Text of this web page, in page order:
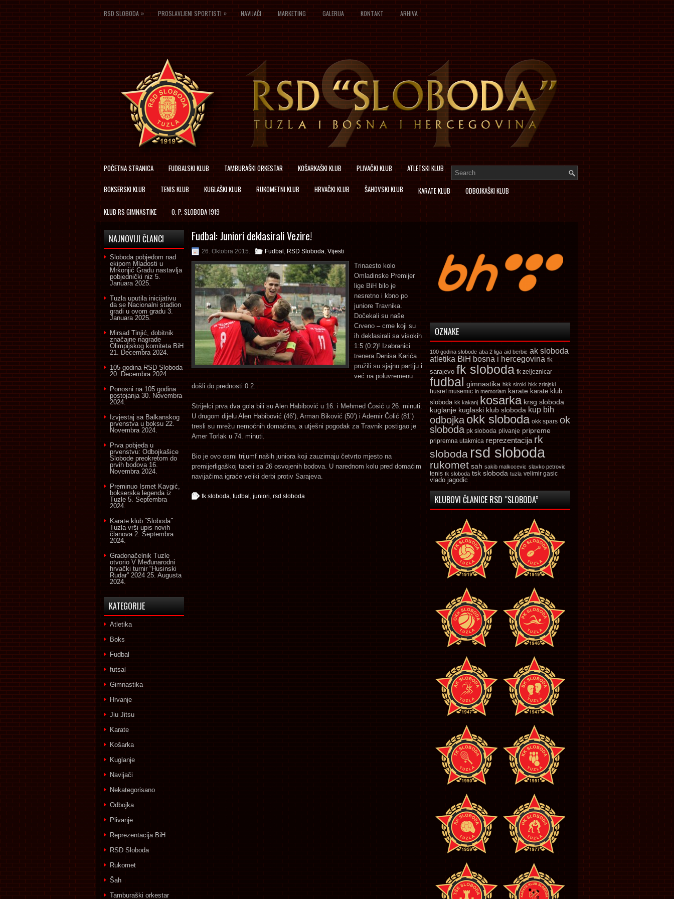
RSD SLOBODA » PROSLAVLJENI SPORTISTI » NAVIJAČI MARKETING GALERIJA KONTAKT ARHIVA
POČETNA STRANICA FUDBALSKI KLUB TAMBURAŠKI ORKESTAR KOŠARKAŠKI KLUB PLIVAČKI KLUB ATLETSKI KLUB
BOKSERSKI KLUB TENIS KLUB KUGLAŠKI KLUB RUKOMETNI KLUB HRVAČKI KLUB ŠAHOVSKI KLUB KARATE KLUB ODBOJKAŠKI KLUB
KLUB RS GIMNASTIKE O. P. SLOBODA 1919
Fudbal: Juniori deklasirali Vezire!
26. Oktobra 2015. Fudbal , RSD Sloboda, Vijesti
Trinaesto kolo
Omladinske Premijer
lige BiH bilo je
nesretno i kbno po
juniore Travnika.
Dočekali su naše
Crveno – crne koji su
ih deklasirali sa visokih
1:5 (0:2)! Izabranici
trenera Denisa Karića
pružili su sjajnu partiju i
već na poluvremenu
došli do prednosti 0:2.
Strijelci prva dva gola bili su Alen Habibović u 16. i Mehmed Ćosić u 26. minuti.
U drugom dijelu Alen Habibović (46’), Arman Biković (50’) i Ademir Čolić (81’)
tresli su mrežu nemoćnih domaćina, a utješni pogodak za Travnik postigao je
Amer Torlak u 74. minuti.
Bio je ovo osmi trijumf naših juniora koji zauzimaju četvrto mjesto na
premijerligaškoj tabeli sa 26 osvojenih bodova. U narednom kolu pred domaćim
navijačima igraće veliki derbi protiv Sarajeva.
fk sloboda, fudbal , juniori, rsd sloboda
NAJNOVIJI ČLANCI
Sloboda pobjedom nad
ekipom Mladosti u
Mrkonjić Gradu nastavlja
pobjednički niz 5.
Januara 2025.
Tuzla uputila inicijativu
da se Nacionalni stadion
gradi u ovom gradu 3.
Januara 2025.
Mirsad Tinjić, dobitnik
značajne nagrade
Olimpijskog komiteta BiH
21. Decembra 2024.
105 godina RSD Sloboda
20. Decembra 2024.
Ponosni na 105 godina
postojanja 30. Novembra
2024.
Izvjestaj sa Balkanskog
prvenstva u boksu 22.
Novembra 2024.
Prva pobjeda u
prvenstvu: Odbojkašice
Slobode preokretom do
prvih bodova 16.
Novembra 2024.
Preminuo Ismet Kavgić,
bokserska legenda iz
Tuzle 5. Septembra
2024.
Karate klub ˝Sloboda˝
Tuzla vrši upis novih
članova 2. Septembra
2024.
Gradonačelnik Tuzle
otvorio V Međunarodni
hrvački turnir “Husinski
Rudar” 2024 25. Augusta
2024.
KATEGORIJE
Atletika
Boks
Fudbal
futsal
Gimnastika
Hrvanje
Jiu Jitsu
Karate
Košarka
Kuglanje
Navijači
Nekategorisano
Odbojka
Plivanje
Reprezentacija BiH
RSD Sloboda
Rukomet
Šah
Tamburaški orkestar
OZNAKE
100 godina slobode aba 2 liga aid berbic ak sloboda
atletika BiH bosna i hercegovina fk
sarajevo fk sloboda fk zeljeznicar
fudbal gimnastika hkk siroki hkk zrinjski
husref musemic in memoriam karate karate klub
sloboda kk kakanj kosarka krsg sloboda
kuglanje kuglaski klub sloboda kup bih
odbojka okk sloboda okk spars ok
sloboda pk sloboda plivanje pripreme
pripremna utakmica reprezentacija rk
sloboda rsd sloboda
rukomet sah sakib malkocevic slavko petrovic
tenis tk sloboda tsk sloboda tuzla velimir gasic
vlado jagodic
KLUBOVI ČLANICE RSD “SLOBODA”